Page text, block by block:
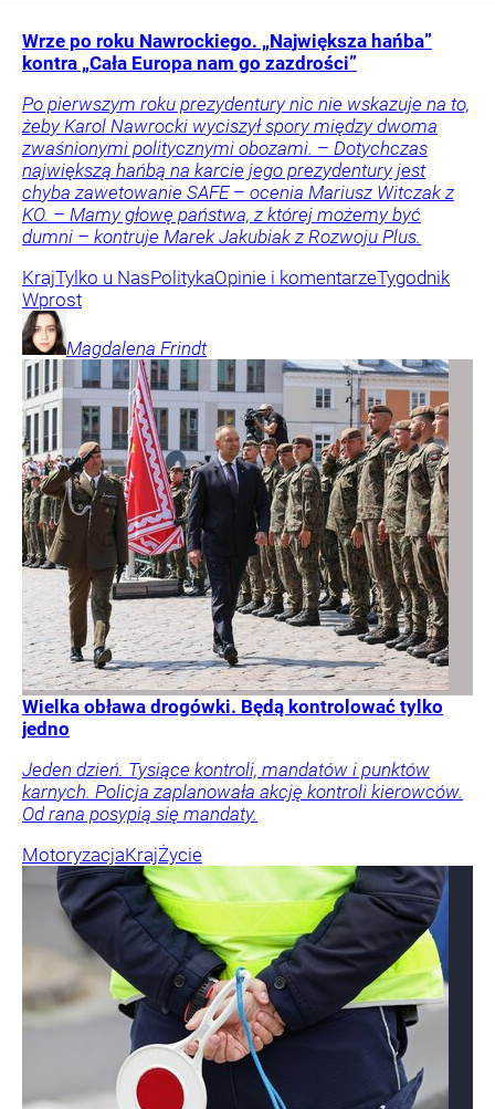
Wrze po roku Nawrockiego. „Największa hańba”
kontra „Cała Europa nam go zazdrości”
Po pierwszym roku prezydentury nic nie wskazuje na to,
żeby Karol Nawrocki wyciszył spory między dwoma
zwaśnionymi politycznymi obozami. – Dotychczas
największą hańbą na karcie jego prezydentury jest
chyba zawetowanie SAFE – ocenia Mariusz Witczak z
KO. – Mamy głowę państwa, z której możemy być
dumni – kontruje Marek Jakubiak z Rozwoju Plus.
KrajTylko u NasPolitykaOpinie i komentarzeTygodnik
Wprost
Magdalena Frindt
Wielka obława drogówki. Będą kontrolować tylko
jedno
Jeden dzień. Tysiące kontroli, mandatów i punktów
karnych. Policja zaplanowała akcję kontroli kierowców.
Od rana posypią się mandaty.
MotoryzacjaKrajŻycie